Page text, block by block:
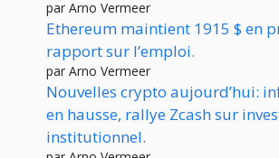
par Arno Vermeer
Ethereum maintient 1915 $ en
rapport sur l’emploi.
par Arno Vermeer
Nouvelles crypto aujourd’hui:
en hausse, rallye Zcash sur
institutionnel.